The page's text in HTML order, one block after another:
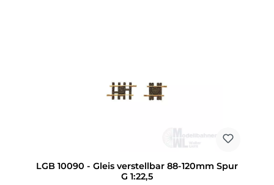
LGB 10090 - Gleis verstellbar 88-120mm Spur
G 1:22,5